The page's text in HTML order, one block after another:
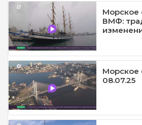
Морское
ВМФ:
Морское
08.07.25